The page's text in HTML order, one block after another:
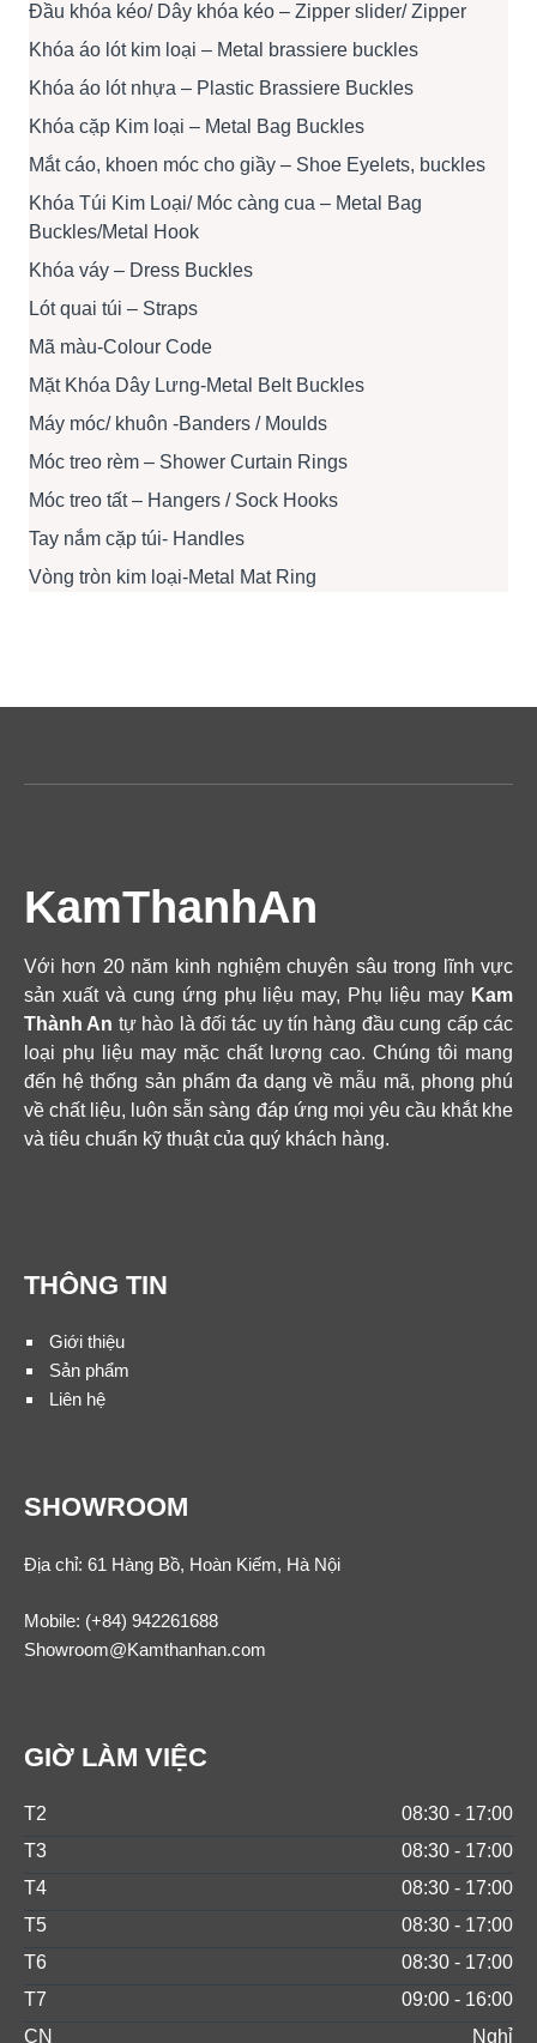
Đầu khóa kéo/ Dây khóa kéo – Zipper slider/ Zipper
Khóa áo lót kim loại – Metal brassiere buckles
Khóa áo lót nhựa – Plastic Brassiere Buckles
Khóa cặp Kim loại – Metal Bag Buckles
Mắt cáo, khoen móc cho giầy – Shoe Eyelets, buckles
Khóa Túi Kim Loại/ Móc càng cua – Metal Bag
Buckles/Metal Hook
Khóa váy – Dress Buckles
Lót quai túi – Straps
Mã màu-Colour Code
Mặt Khóa Dây Lưng-Metal Belt Buckles
Máy móc/ khuôn -Banders / Moulds
Móc treo rèm – Shower Curtain Rings
Móc treo tất – Hangers / Sock Hooks
Tay nắm cặp túi- Handles
Vòng tròn kim loại-Metal Mat Ring
KamThanhAn
Với hơn 20 năm kinh nghiệm chuyên sâu trong lĩnh vực
sản xuất và cung ứng phụ liệu may, Phụ liệu may Kam
Thành An tự hào là đối tác uy tín hàng đầu cung cấp các
loại phụ liệu may mặc chất lượng cao. Chúng tôi mang
đến hệ thống sản phẩm đa dạng về mẫu mã, phong phú
về chất liệu, luôn sẵn sàng đáp ứng mọi yêu cầu khắt khe
và tiêu chuẩn kỹ thuật của quý khách hàng.
THÔNG TIN
Giới thiệu
Sản phẩm
Liên hệ
SHOWROOM
Địa chỉ: 61 Hàng Bồ, Hoàn Kiếm, Hà Nội
Mobile: (+84) 942261688
Showroom@Kamthanhan.com
GIỜ LÀM VIỆC
T2
08:30 - 17:00
T3
08:30 - 17:00
T4
08:30 - 17:00
T5
08:30 - 17:00
T6
08:30 - 17:00
T7
09:00 - 16:00
CN
Nghỉ